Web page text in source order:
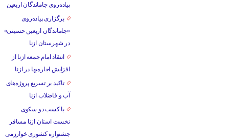
پیاده‌روی جاماندگان اربعین
برگزاری پیاده‌روی
«جاماندگان اربعین حسینی»
در شهرستان ازنا
انتقاد امام جمعه ازنا از
افزایش اجاره‌بها در ازنا
تاکید بر تسریع پروژه‌های
آب و فاضلاب ازنا
با کسب دو سکوی
نخست استان ازنا مسافر
جشنواره کشوری خوارزمی